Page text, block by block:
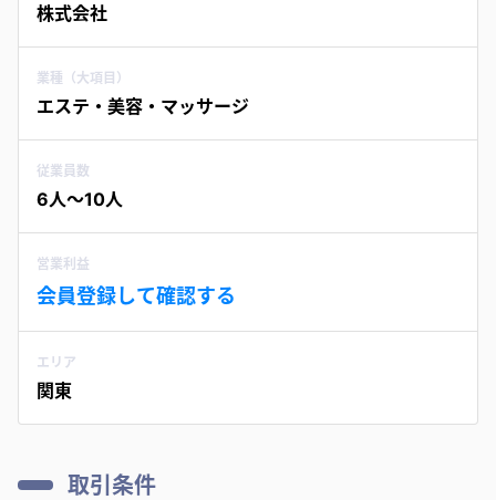
株式会社
業種（大項目）
エステ・美容・マッサージ
従業員数
6人〜10人
営業利益
会員登録して確認する
エリア
関東
取引条件